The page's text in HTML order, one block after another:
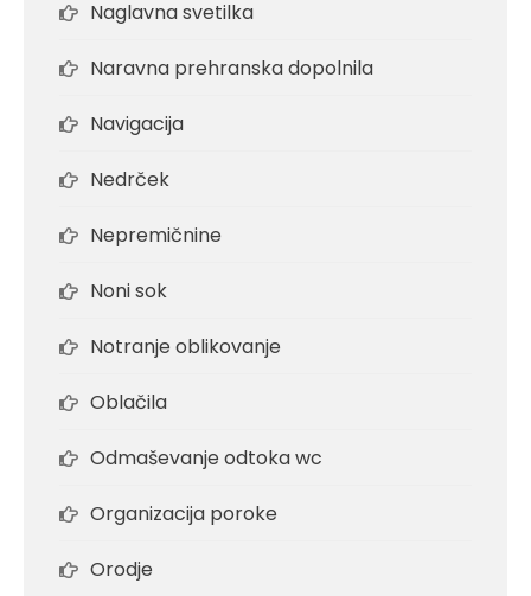
Naglavna svetilka
Naravna prehranska dopolnila
Navigacija
Nedrček
Nepremičnine
Noni sok
Notranje oblikovanje
Oblačila
Odmaševanje odtoka wc
Organizacija poroke
Orodje